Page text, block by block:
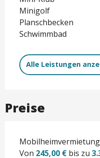
Minigolf
Planschbecken
Schwimmbad
Alle Leistungen
Preise
Von 245,00 € bis zu